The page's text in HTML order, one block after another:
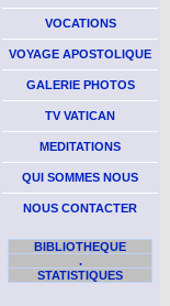
VOCATIONS
VOYAGE APOSTOLIQUE
GALERIE PHOTOS
TV VATICAN
MEDITATIONS
QUI SOMMES NOUS
NOUS CONTACTER
BIBLIOTHEQUE
.
STATISTIQUES